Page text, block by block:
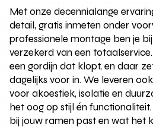
Met onze decennialange
detail, gratis inmeten onder
professionele montage ben je
verzekerd van een
een gordijn dat klopt, en daar
dagelijks voor in. We leveren
voor akoestiek, isolatie en
het oog op stijl én
bij jouw ramen past en wat het